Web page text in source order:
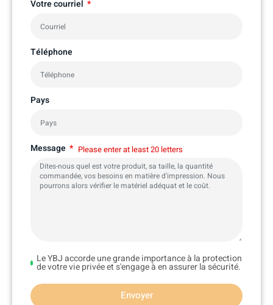
Votre courriel
Téléphone
Pays
Message Please enter at least 20 letters
Le YBJ accorde une grande importance à la protection
de votre vie privée et s'engage à en assurer la sécurité.
Envoyer